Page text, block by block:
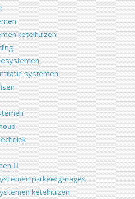
ketelhuizen
systemen
parkeergarages
ketelhuizen